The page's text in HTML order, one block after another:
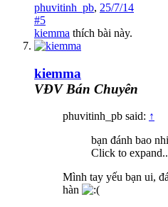
phuvitinh_pb, 25/7/14
#5
kiemma thích bài này.
kiemma
VĐV Bán Chuyên
phuvitinh_pb said: ↑
bạn đánh bao
Click to
Mình tay yếu bạn ui,
hàn